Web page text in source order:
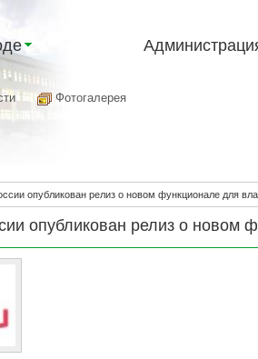
Фотогалерея
опубликован релиз о новом функционале для
опубликован релиз о новом